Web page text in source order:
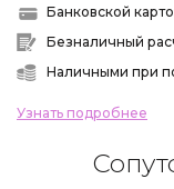
Банковской
Безналичный
Наличными при
Узнать подробнее